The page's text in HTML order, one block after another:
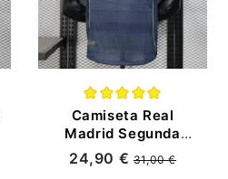
Camiseta Real
Madrid Segunda
Equipación
2025/2026 Azul
24,90 €31,00 €